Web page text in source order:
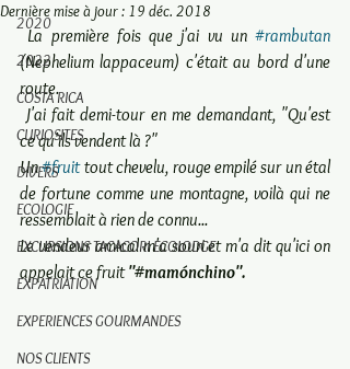
2020
2022
COSTA RICA
CURIOSITES
DIVERS
ECOLOGIE
EXCURSIONS TACACORI ECOLODGE
EXPATRIATION
EXPERIENCES GOURMANDES
NOS CLIENTS
Dernière mise à jour : 19 déc. 2018
La première fois que j'ai vu un #rambutan
(Nephelium lappaceum) c'était au bord d'une
route.
ce qu'ils vendent là ?"
Un #fruit tout chevelu, rouge empilé sur un étal
de fortune comme une montagne, voilà qui ne
ressemblait à rien de connu...
Le vendeur amical m'a souri et m'a dit qu'ici on
appelait ce fruit "#mamónchino".